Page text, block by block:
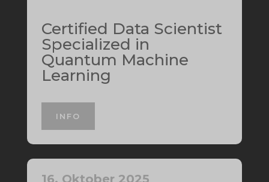
Certified Data Scientist
Specialized in
Quantum Machine
Learning
INFO
16. Oktober 2025